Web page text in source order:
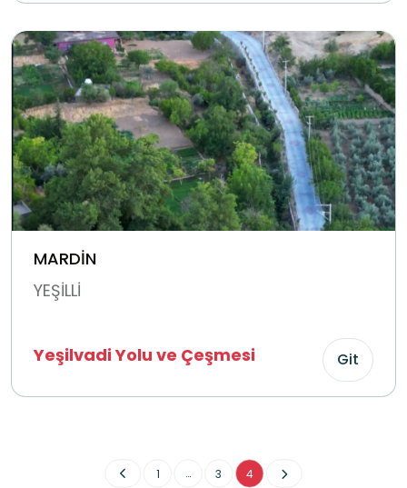
MARDİN
YEŞİLLİ
Yeşilvadi Yolu ve Çeşmesi Git
1 ... 3 4